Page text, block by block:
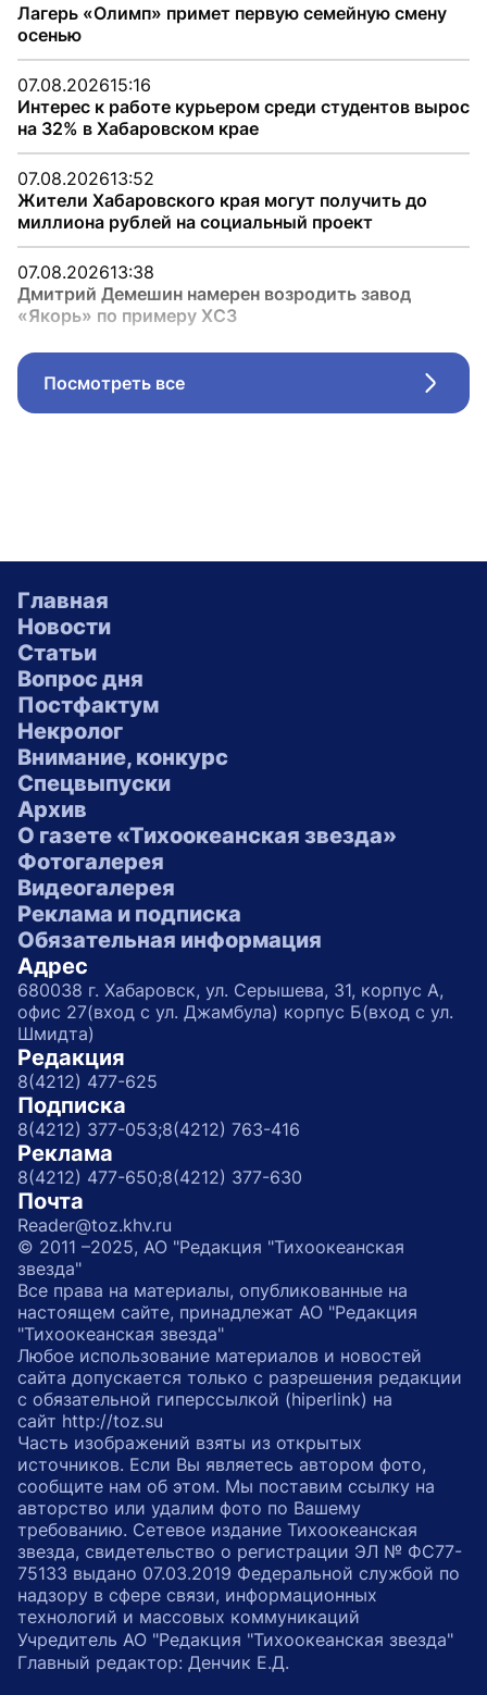
Лагерь «Олимп» примет первую семейную смену
осенью
07.08.202615:16
Интерес к работе курьером среди студентов вырос
на 32% в Хабаровском крае
07.08.202613:52
Жители Хабаровского края могут получить до
миллиона рублей на социальный проект
07.08.202613:38
Дмитрий Демешин намерен возродить завод
«Якорь» по примеру ХСЗ
Посмотреть все
Главная
Новости
Статьи
Вопрос дня
Постфактум
Некролог
Внимание, конкурс
Спецвыпуски
Архив
О газете «Тихоокеанская звезда»
Фотогалерея
Видеогалерея
Реклама и подписка
Обязательная информация
Адрес
680038 г. Хабаровск, ул. Серышева, 31, корпус А,
офис 27(вход с ул. Джамбула) корпус Б(вход с ул.
Шмидта)
Редакция
8(4212) 477-625
Подписка
8(4212) 377-053;8(4212) 763-416
Реклама
8(4212) 477-650;8(4212) 377-630
Почта
Reader@toz.khv.ru
© 2011 –2025, АО "Редакция "Тихоокеанская
звезда"
Все права на материалы, опубликованные на
настоящем сайте, принадлежат АО "Редакция
"Тихоокеанская звезда"
Любое использование материалов и новостей
сайта допускается только с разрешения редакции
с обязательной гиперссылкой (hiperlink) на
сайт http://toz.su
Часть изображений взяты из открытых
источников. Если Вы являетесь автором фото,
сообщите нам об этом. Мы поставим ссылку на
авторство или удалим фото по Вашему
требованию. Сетевое издание Тихоокеанская
звезда, свидетельство о регистрации ЭЛ № ФС77-
75133 выдано 07.03.2019 Федеральной службой по
надзору в сфере связи, информационных
технологий и массовых коммуникаций
Учредитель АО "Редакция "Тихоокеанская звезда"
Главный редактор: Денчик Е.Д.